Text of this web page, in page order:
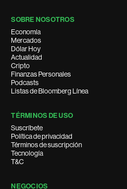
SOBRE NOSOTROS
Economía
Mercados
Dólar Hoy
Actualidad
Cripto
Finanzas Personales
Podcasts
Listas de Bloomberg Línea
TÉRMINOS DE USO
Suscríbete
Política de privacidad
Términos de suscripción
Tecnología
T&C
NEGOCIOS